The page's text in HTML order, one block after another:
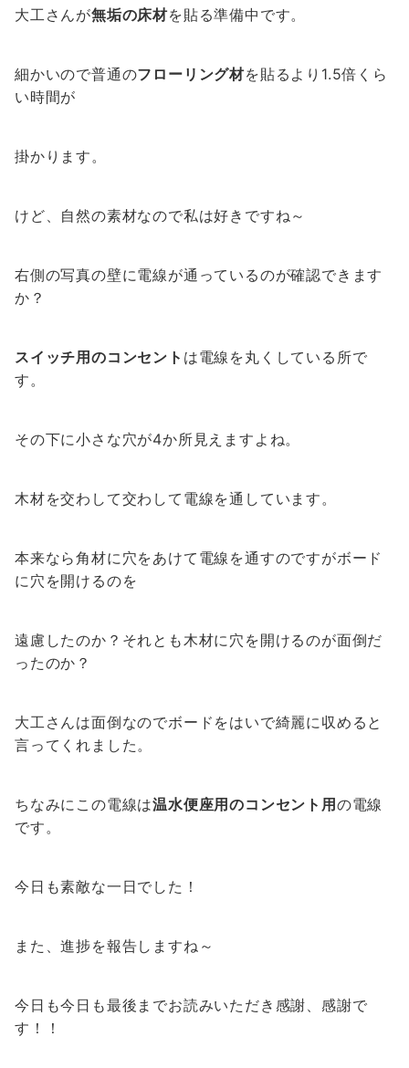
大工さんが無垢の床材を貼る準備中です。
細かいので普通のフローリング材を貼るより1.5倍くら
い時間が
掛かります。
けど、自然の素材なので私は好きですね～
右側の写真の壁に電線が通っているのが確認できます
か？
スイッチ用のコンセント は電線を丸くしている所で
す。
その下に小さな穴が4か所見えますよね。
木材を交わして交わして電線を通しています。
本来なら角材に穴をあけて電線を通すのですがボード
に穴を開けるのを
遠慮したのか？それとも木材に穴を開けるのが面倒だ
ったのか？
大工さんは面倒なのでボードをはいで綺麗に収めると
言ってくれました。
ちなみにこの電線は温水便座用のコンセント用 の電線
です。
今日も素敵な一日でした！
また、進捗を報告しますね～
今日も今日も最後までお読みいただき感謝、感謝で
す！！